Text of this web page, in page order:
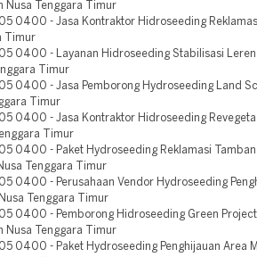
Nusa Tenggara Timur
0400 - Jasa Kontraktor Hidroseeding
Timur
0400 - Layanan Hidroseeding Stabilisasi
Timur
0400 - Jasa Pemborong Hydroseeding Land
Timur
0400 - Jasa Kontraktor Hidroseeding
Timur
0400 - Paket Hydroseeding Reklamasi
Tenggara Timur
0400 - Perusahaan Vendor Hydroseeding
Tenggara Timur
0400 - Pemborong Hidroseeding Green
Nusa Tenggara Timur
0400 - Paket Hydroseeding Penghijauan Area